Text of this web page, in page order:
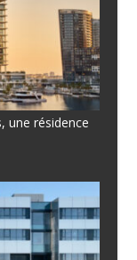
une résidence